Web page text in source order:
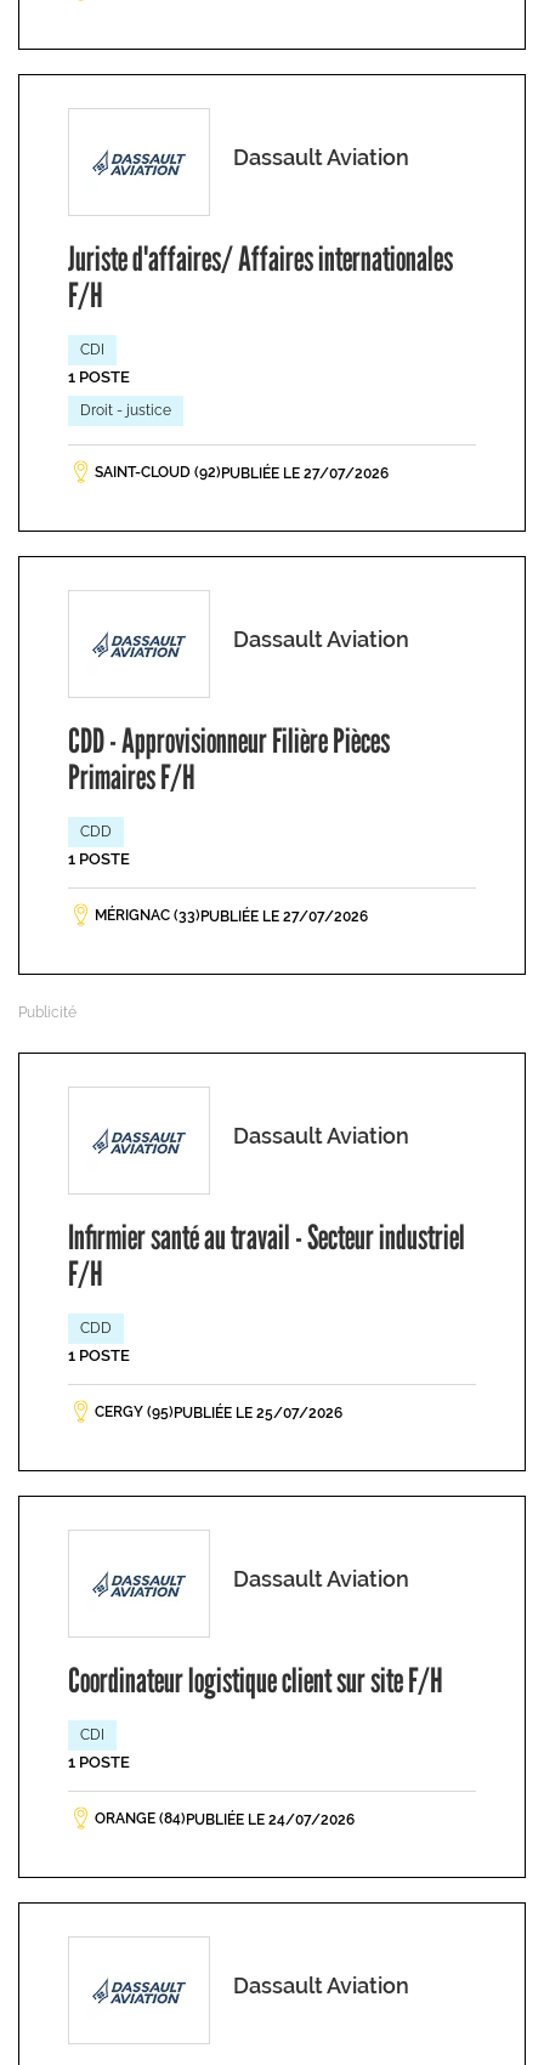
Dassault Aviation
Juriste d'affaires/ Affaires internationales
F/H
CDI
1 POSTE
Droit - justice
SAINT-CLOUD (92) PUBLIÉE LE 27/07/2026
Dassault Aviation
CDD - Approvisionneur Filière Pièces
Primaires F/H
CDD
1 POSTE
MÉRIGNAC (33) PUBLIÉE LE 27/07/2026
Dassault Aviation
Infirmier santé au travail - Secteur industriel
F/H
CDD
1 POSTE
CERGY (95) PUBLIÉE LE 25/07/2026
Dassault Aviation
Coordinateur logistique client sur site F/H
CDI
1 POSTE
ORANGE (84) PUBLIÉE LE 24/07/2026
Dassault Aviation